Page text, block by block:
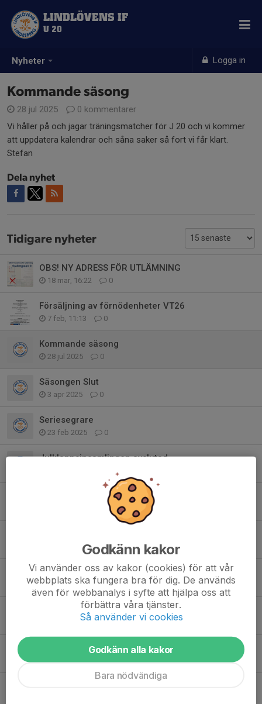
Nyheter Logga in
LINDLÖVENS IF
U 20
Kommande säsong
28 jul 2025
0 kommentarer
Vi håller på och jagar träningsmatcher för J 20 och vi kommer
att uppdatera kalendrar och såna saker så fort vi får klart.
Stefan
Dela nyhet
Tidigare nyheter
OBS! NY ADRESS FÖR UTLÄMNING
18 mar, 16:22 0
Försäljning av förnödenheter VT26
7 feb, 11:13 0
Kommande säsong
28 jul 2025 0
Säsongen Slut
3 apr 2025 0
Seriesegrare
23 feb 2025 0
Julklappsinsamlingen avslutad
Julklappar till utsatta barn och familjer
0
25 nov 2024 0
Seriefinal
31 okt 2024 0
Försäsongen avklarad
30 sep 2024 0
Lite Blandat om inledningen på säsongen
9 sep 2024 0
Godkänn kakor
Vi använder oss av kakor (cookies) för att vår
webbplats ska fungera bra för dig. De används
även för webbanalys i syfte att hjälpa oss att
förbättra våra tjänster.
Så använder vi cookies
Godkänn alla kakor
Bara nödvändiga